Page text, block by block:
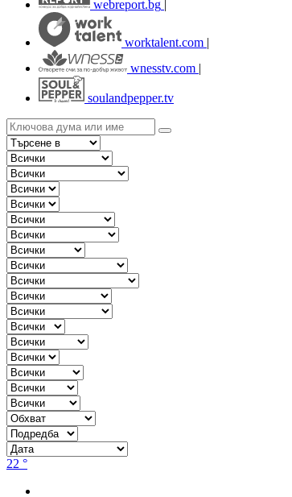
webreport.bg
worktalent.com |
wnesstv.com |
soulandpepper.tv
22 °